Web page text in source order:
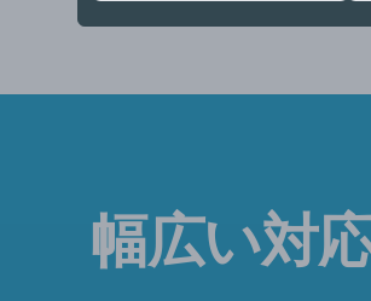
幅広い対